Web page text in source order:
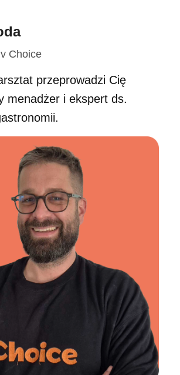
Choice
przeprowadzi Cię
menadżer i ekspert ds.